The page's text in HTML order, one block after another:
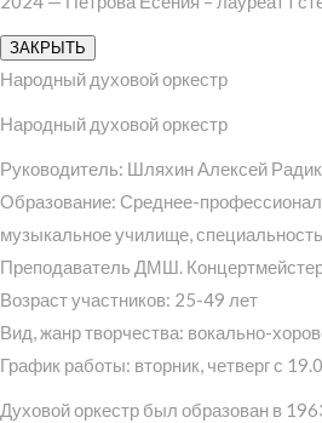
ЗАКРЫТЬ
Народный духовой оркестр
Народный духовой оркестр
Руководитель: Шляхин Алексей
Образование: Среднее-
музыкальное училище,
Преподаватель ДМШ.
Возраст участников: 25-49 лет
Вид, жанр творчества: вокально-
График работы: вторник, четверг с
Духовой оркестр был образован в